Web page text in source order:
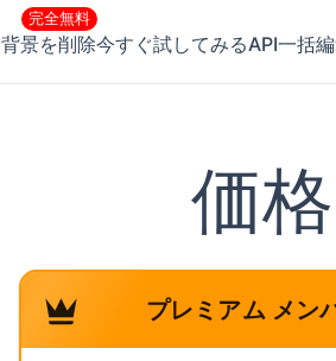
背景を削除
完全無料
今すぐ試してみるAPI一括
価格
プレミアム メン